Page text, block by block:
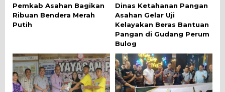
Pemkab Asahan Bagikan
Ribuan Bendera Merah
Putih
Dinas Ketahanan Pangan
Asahan Gelar Uji
Kelayakan Beras Bantuan
Pangan di Gudang Perum
Bulog